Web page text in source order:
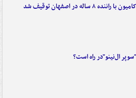
کامیون با راننده ۸ ساله در اصفهان توقیف شد
"سوپر ال‌نینو"در راه است؟